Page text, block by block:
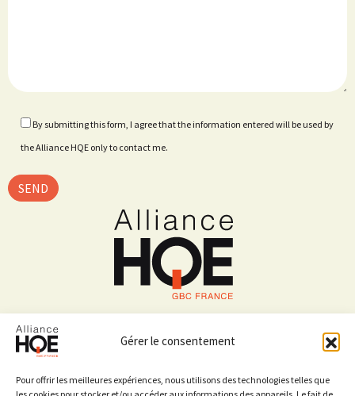
Gérer le consentement
Pour offrir les meilleures expériences, nous utilisons des technologies telles que
75016 PARIS
By submitting this form, I agree that the information entered will be used by
the Alliance HQE only to contact me.